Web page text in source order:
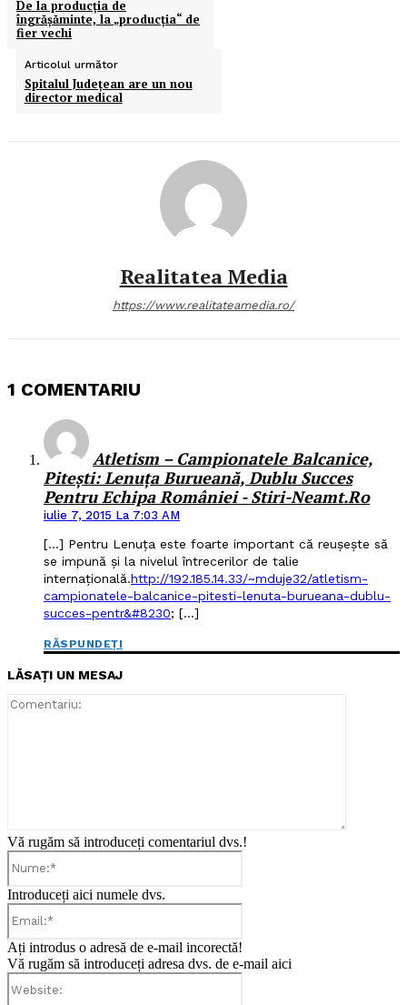
De la producţia de
îngrăşăminte, la „producţia“ de
fier vechi
Articolul următor
Spitalul Judeţean are un nou
director medical
Realitatea Media
https://www.realitateamedia.ro/
1 COMENTARIU
Atletism – Campionatele Balcanice,
Piteşti: Lenuţa Burueană, Dublu Succes
Pentru Echipa României - Stiri-Neamt.ro
iulie 7, 2015 La 7:03 AM
[…] Pentru Lenuţa este foarte important că reuşeşte să
se impună şi la nivelul întrecerilor de talie
internaţională.http://192.185.14.33/~mduje32/atletism-
campionatele-balcanice-pitesti-lenuta-burueana-dublu-
succes-pentr&#8230; […]
RĂSPUNDEȚI
LĂSAȚI UN MESAJ
Vă rugăm să introduceți comentariul dvs.!
Introduceți aici numele dvs.
Ați introdus o adresă de e-mail incorectă!
Vă rugăm să introduceți adresa dvs. de e-mail aici